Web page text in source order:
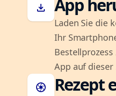
download App
Laden Sie die
Ihr
App auf dieser
camera Rezept